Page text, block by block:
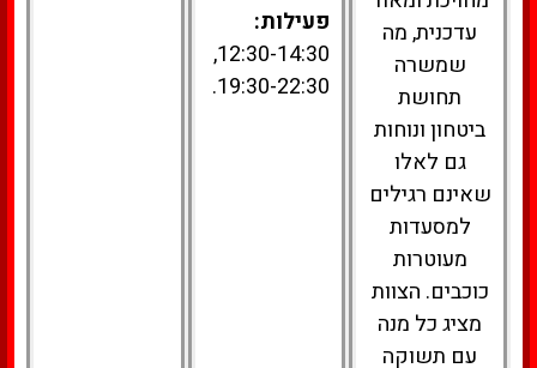
עדכנית, מה
שמשרה
תחושת
ביטחון ונוחות
גם לאלו
שאינם רגילים
למסעדות
מעוטרות
כוכבים. הצוות
מציג כל מנה
עם תשוקה
פעילות:
12:30-14:30,
19:30-22:30.